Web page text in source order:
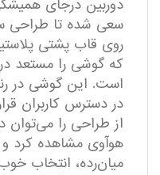
دوربین درجای
سعی شده تا طراحی
روی قاب پشتی
که گوشی را مستعد
است. این گوشی در
در دسترس کاربران
از طراحی را می‌توان
هوآوی مشاهده کرد و
میان‌رده، انتخاب